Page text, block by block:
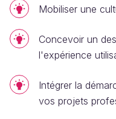
Mobiliser une
Concevoir un
l'expérience
Intégrer la
vos projets